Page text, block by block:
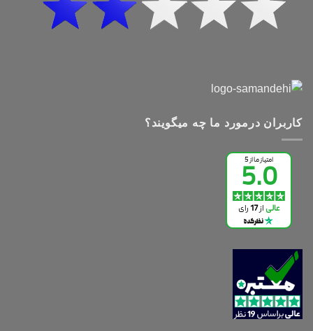
کاربران درمورد ما چه میگویند؟